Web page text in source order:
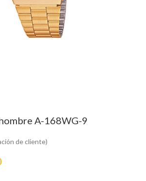
A-168WG-9
de cliente)